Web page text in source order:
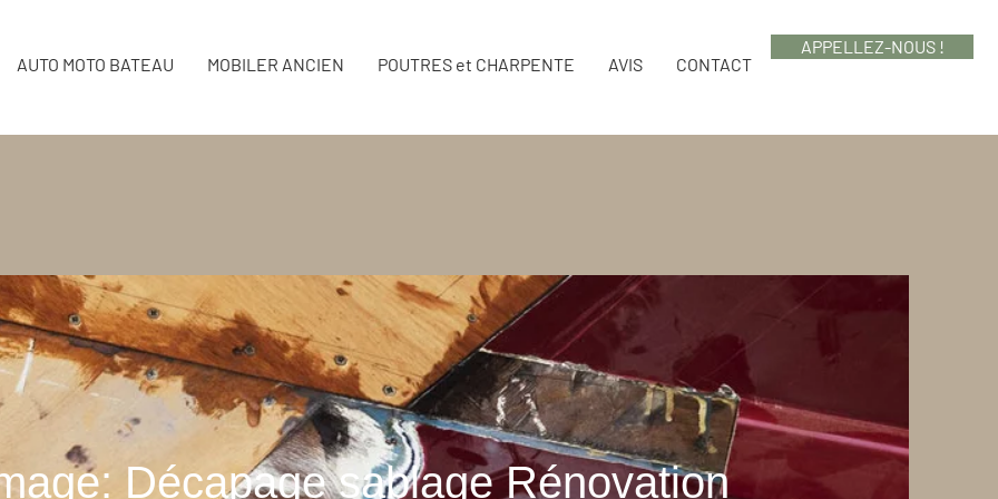
APPELLEZ-NOUS !
AUTO MOTO BATEAU MOBILER ANCIEN POUTRES et CHARPENTE AVIS CONTACT
Décapage sablage Rénovation